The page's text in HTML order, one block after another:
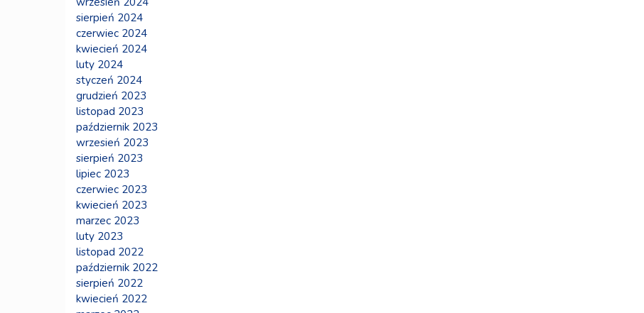
sierpień 2024
czerwiec 2024
kwiecień 2024
luty 2024
styczeń 2024
grudzień 2023
listopad 2023
październik 2023
wrzesień 2023
sierpień 2023
lipiec 2023
czerwiec 2023
kwiecień 2023
marzec 2023
luty 2023
listopad 2022
październik 2022
sierpień 2022
kwiecień 2022